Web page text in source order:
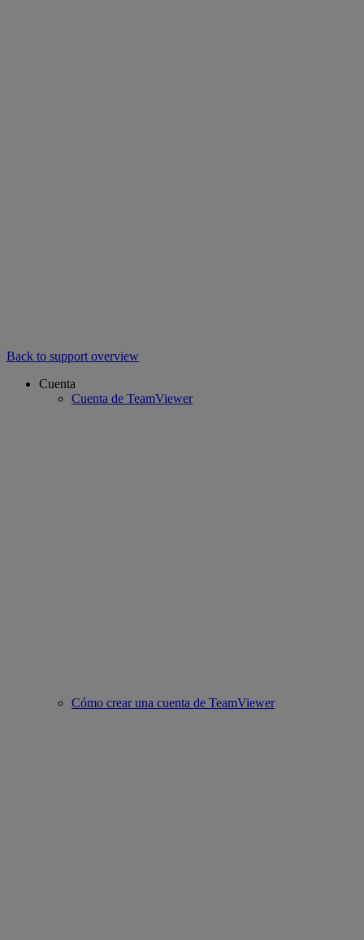
Back to support overview
Cuenta
Cuenta de TeamViewer
Cómo crear una cuenta de TeamViewer